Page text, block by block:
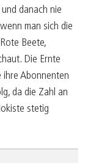
danach nie
man sich die
Beete,
Die Ernte
Abonnenten
da die Zahl an
stetig